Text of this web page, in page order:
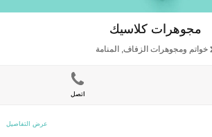
مجوهرات كلاسيك
خواتم ومجوهرات الزفاف, المنامة
اتصل
عرض التفاصيل